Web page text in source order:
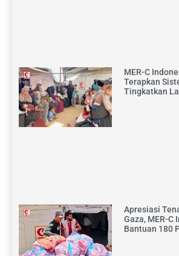
MER-C
Terapkan
Tingkatkan
Apresiasi
Gaza, MER-C
Bantuan 180